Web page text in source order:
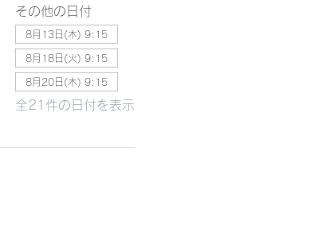
その他の日付
8月13日(木) 9:15
8月18日(火) 9:15
8月20日(木) 9:15
全21件の日付を表示